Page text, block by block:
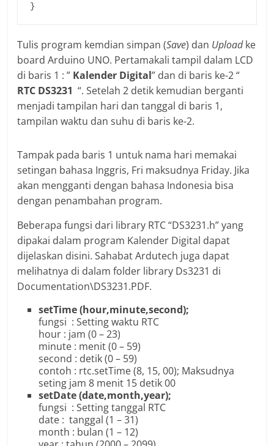
}
Tulis program kemdian simpan (Save) dan Uploadke
board Arduino UNO. Pertamakali tampil dalam LCD
di baris 1 : ” Kalender Digital” dan di baris ke-2 “
RTC DS3231 “. Setelah 2 detik kemudian berganti
menjadi tampilan hari dan tanggal di baris 1,
tampilan waktu dan suhu di baris ke-2.
Tampak pada baris 1 untuk nama hari memakai
setingan bahasa Inggris, Fri maksudnya Friday. Jika
akan mengganti dengan bahasa Indonesia bisa
dengan penambahan program.
Beberapa fungsi dari library RTC “DS3231.h” yang
dipakai dalam program Kalender Digital dapat
dijelaskan disini. Sahabat Ardutech juga dapat
melihatnya di dalam folder library Ds3231 di
Documentation\DS3231.PDF.
setTime (hour,minute,second);
fungsi : Setting waktu RTC
hour : jam (0 – 23)
minute : menit (0 – 59)
second : detik (0 – 59)
contoh : rtc.setTime (8, 15, 00); Maksudnya
seting jam 8 menit 15 detik 00
setDate (date,month,year);
fungsi : Setting tanggal RTC
date : tanggal (1 – 31)
month : bulan (1 – 12)